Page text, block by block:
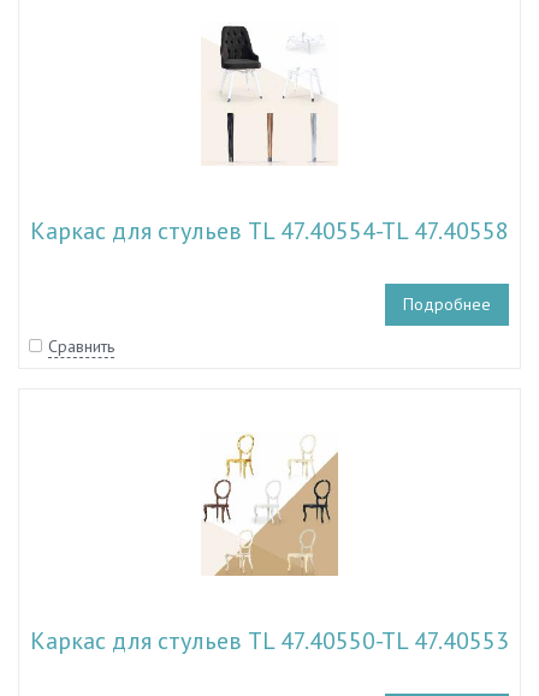
Каркас для стульев TL 47.40554-TL 47.40558
Подробнее
Сравнить
Каркас для стульев TL 47.40550-TL 47.40553